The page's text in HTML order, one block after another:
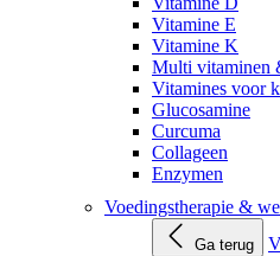
Vitamine E
Vitamine K
Multi vitaminen
Vitamines voor
Glucosamine
Curcuma
Collageen
Enzymen
Voedingstherapie &
Ga terug